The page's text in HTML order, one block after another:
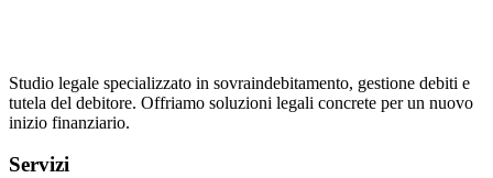
Studio legale specializzato in sovraindebitamento, gestione debiti e
tutela del debitore. Offriamo soluzioni legali concrete per un nuovo
inizio finanziario.
Servizi